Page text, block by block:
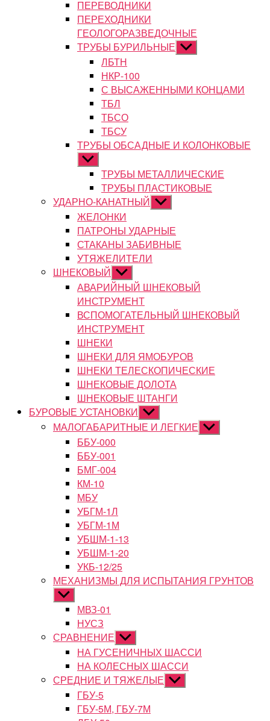
ПЕРЕВОДНИКИ
ПЕРЕХОДНИКИ
ГЕОЛОГОРАЗВЕДОЧНЫЕ
ТРУБЫ БУРИЛЬНЫЕ Показывать
подменю
ЛБТН
НКР-100
С ВЫСАЖЕННЫМИ КОНЦАМИ
ТБЛ
ТБСО
ТБСУ
ТРУБЫ ОБСАДНЫЕ И КОЛОНКОВЫЕ
Показывать
подменюТРУБЫ МЕТАЛЛИЧЕСКИЕ
ТРУБЫ ПЛАСТИКОВЫЕ
УДАРНО-КАНАТНЫЙ Показывать
подменю
ЖЕЛОНКИ
ПАТРОНЫ УДАРНЫЕ
СТАКАНЫ ЗАБИВНЫЕ
УТЯЖЕЛИТЕЛИ
ШНЕКОВЫЙ Показывать
подменю
АВАРИЙНЫЙ ШНЕКОВЫЙ
ИНСТРУМЕНТ
ВСПОМОГАТЕЛЬНЫЙ ШНЕКОВЫЙ
ИНСТРУМЕНТ
ШНЕКИ
ШНЕКИ ДЛЯ ЯМОБУРОВ
ШНЕКИ ТЕЛЕСКОПИЧЕСКИЕ
ШНЕКОВЫЕ ДОЛОТА
ШНЕКОВЫЕ ШТАНГИ
БУРОВЫЕ УСТАНОВКИ Показывать
подменю
МАЛОГАБАРИТНЫЕ И ЛЕГКИЕ Показывать
подменю
ББУ-000
ББУ-001
БМГ-004
КМ-10
МБУ
УБГМ-1Л
УБГМ-1М
УБШМ-1-13
УБШМ-1-20
УКБ-12/25
МЕХАНИЗМЫ ДЛЯ ИСПЫТАНИЯ ГРУНТОВ
Показывать
подменюМВЗ-01
НУСЗ
СРАВНЕНИЕ Показывать
подменю
НА ГУСЕНИЧНЫХ ШАССИ
НА КОЛЕСНЫХ ШАССИ
СРЕДНИЕ И ТЯЖЕЛЫЕ Показывать
подменю
ГБУ-5
ГБУ-5М, ГБУ-7М